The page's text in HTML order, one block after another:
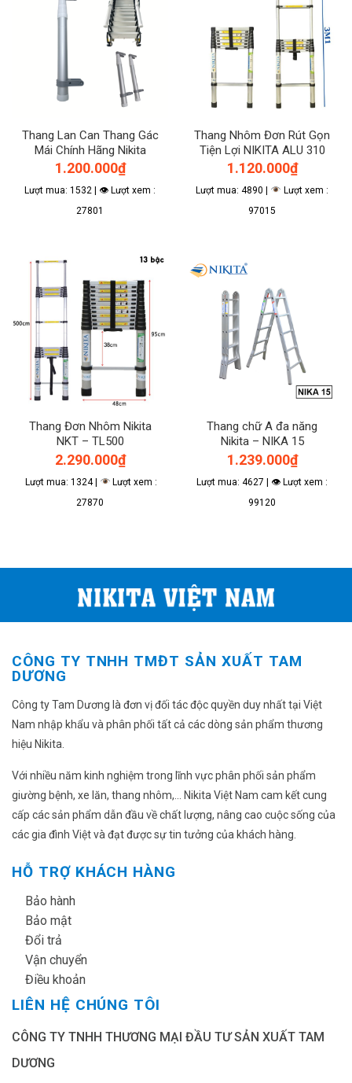
Thang Lan Can Thang Gác
Mái Chính Hãng Nikita
1.200.000₫
Lượt mua: 1532 | 👁 Lượt xem :
27801
Thang Nhôm Đơn Rút Gọn
Tiện Lợi NIKITA ALU 310
1.120.000₫
Lượt mua: 4890 |
Lượt xem :
97015
Thang Đơn Nhôm Nikita
NKT – TL500
2.290.000₫
Lượt mua: 1324 |
Lượt xem :
27870
Thang chữ A đa năng
Nikita – NIKA 15
1.239.000₫
Lượt mua: 4627 | 👁 Lượt xem :
99120
CÔNG TY TNHH TMĐT SẢN XUẤT TAM
DƯƠNG
Công ty Tam Dương là đơn vị đối tác độc quyền duy nhất tại Việt
Nam nhập khẩu và phân phối tất cả các dòng sản phẩm thương
hiệu Nikita.
Với nhiều năm kinh nghiệm trong lĩnh vực phân phối sản phẩm
giường bệnh, xe lăn, thang nhôm,... Nikita Việt Nam cam kết cung
cấp các sản phẩm dẫn đầu về chất lượng, nâng cao cuộc sống của
các gia đình Việt và đạt được sự tin tưởng của khách hàng.
HỖ TRỢ KHÁCH HÀNG
Bảo hành
Bảo mật
Đổi trả
Vận chuyển
Điều khoản
LIÊN HỆ CHÚNG TÔI
CÔNG TY TNHH THƯƠNG MẠI ĐẦU TƯ SẢN XUẤT TAM
DƯƠNG